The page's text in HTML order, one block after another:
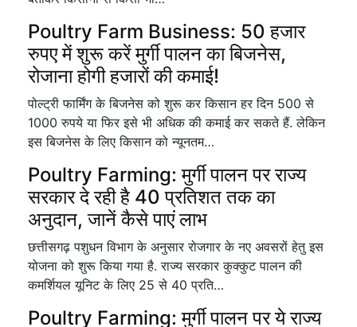
Poultry Farm Business: 50 हजार
रुपए में शुरू करें मुर्गी पालन का बिजनेस,
रोजाना होगी हजारों की कमाई!
पोल्ट्री फार्मिंग के बिजनेस को शुरू कर किसान हर दिन 500 से
1000 रुपये या फिर इसे भी अधिक की कमाई कर सकते हैं. लेकिन
इस बिजनेस के लिए किसान को न्यूनतम…
Poultry Farming: मुर्गी पालन पर राज्य
सरकार दे रही है 40 प्रतिशत तक का
अनुदान, जानें कैसे पाएं लाभ
छत्तीसगढ़ पशुधन विभाग के अनुसार रोजगार के नए अवसरों हेतु इस
योजना को शुरू किया गया है. राज्य सरकार कुक्कुट पालन की
कमर्शियल यूनिट के लिए 25 से 40 प्रति…
Poultry Farming: मुर्गी पालन पर ये राज्य